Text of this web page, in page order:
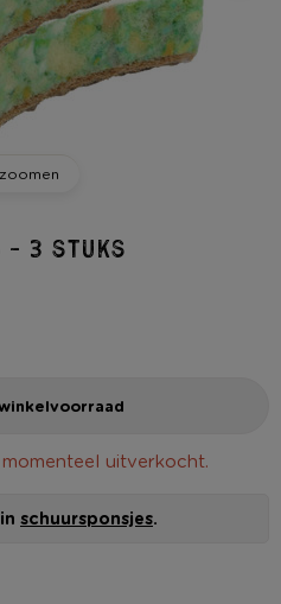
- 3 stuks
uitverkocht.
schuursponsjes.